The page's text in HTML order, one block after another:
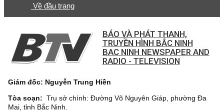
Về đầu trang
BÁO VÀ PHÁT THANH,
TRUYỀN HÌNH BẮC NINH
BAC NINH NEWSPAPER AND
RADIO - TELEVISION
Giám đốc: Nguyễn Trung Hiền
Tòa soạn: Trụ sở chính: Đường Võ Nguyên Giáp, phường Đa
Mai, tỉnh Bắc Ninh.